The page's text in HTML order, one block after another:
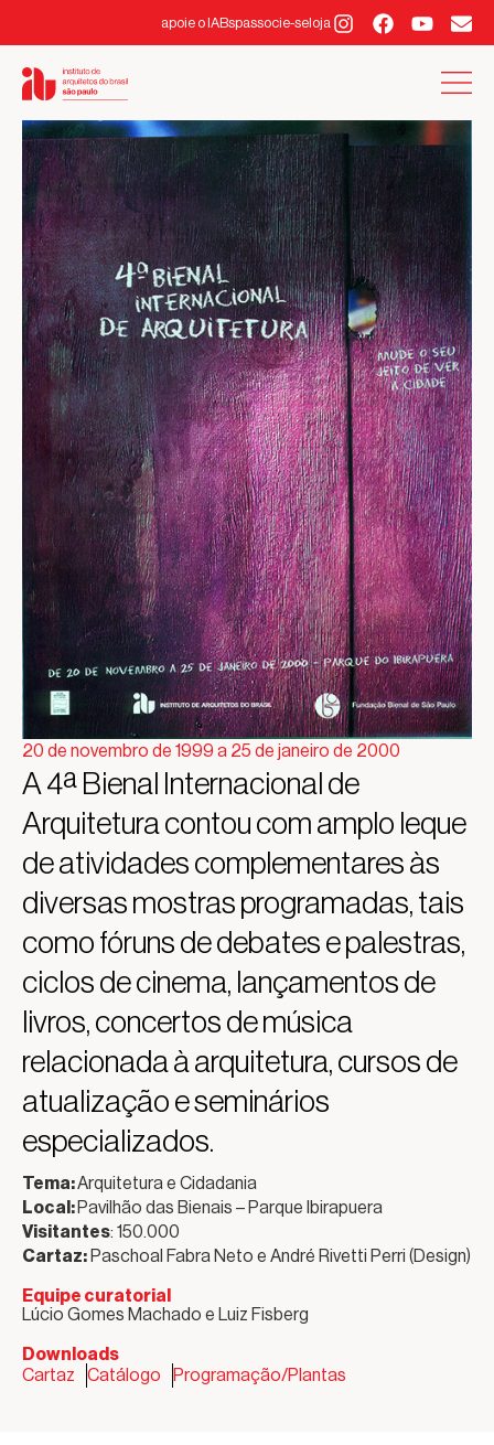
apoie o IABspassocie-seloja
20 de novembro de 1999 a 25 de janeiro de 2000
A 4ª Bienal Internacional de
Arquitetura contou com amplo leque
de atividades complementares às
diversas mostras programadas, tais
como fóruns de debates e palestras,
ciclos de cinema, lançamentos de
livros, concertos de música
relacionada à arquitetura, cursos de
atualização e seminários
especializados.
Tema:Arquitetura e Cidadania
Local:Pavilhão das Bienais – Parque Ibirapuera
Visitantes: 150.000
Cartaz:Paschoal Fabra Neto e André Rivetti Perri (Design)
Equipe curatorial
Lúcio Gomes Machado e Luiz Fisberg
Downloads
Cartaz
Catálogo Programação/Plantas